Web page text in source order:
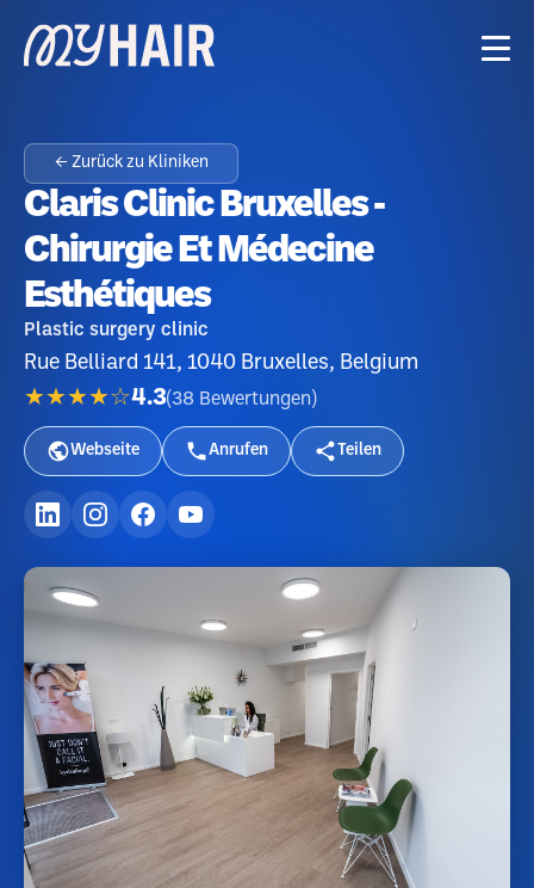
← Zurück zu Kliniken
Claris Clinic Bruxelles -
Chirurgie Et Médecine
Esthétiques
Plastic surgery clinic
Rue Belliard 141, 1040 Bruxelles, Belgium
★★★★☆4.3(38 Bewertungen )
Webseite Anrufen Teilen